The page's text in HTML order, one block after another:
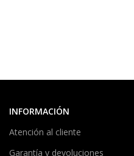
INFORMACIÓN
Atención al cliente
Garantía y devoluciones